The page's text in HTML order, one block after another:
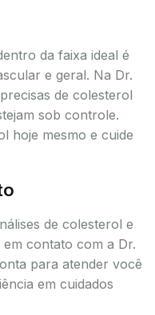
da faixa ideal é
e geral. Na Dr.
de colesterol
sob controle.
hoje mesmo e cuide
de colesterol e
contato com a Dr.
para atender você
em cuidados